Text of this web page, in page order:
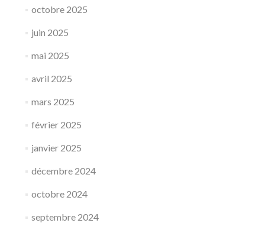
octobre 2025
juin 2025
mai 2025
avril 2025
mars 2025
février 2025
janvier 2025
décembre 2024
octobre 2024
septembre 2024